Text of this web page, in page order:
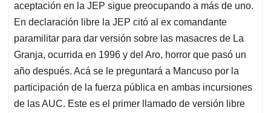
A
p
p
o
o
k
d
I
n
d
s
aceptación en la JEP sigue preocupando a más de uno.
En declaración libre la JEP citó al ex comandante
paramilitar para dar versión sobre las masacres de La
Granja, ocurrida en 1996 y del Aro, horror que pasó un
año después. Acá se le preguntará a Mancuso por la
participación de la fuerza pública en ambas incursiones
de las AUC. Este es el primer llamado de versión libre